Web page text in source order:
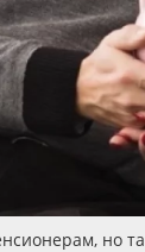
но